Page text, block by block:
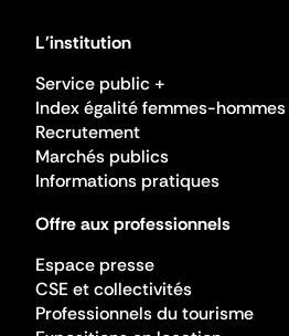
L'institution
Service public +
Index égalité femmes-hommes
Recrutement
Marchés publics
Informations pratiques
Offre aux professionnels
Espace presse
CSE et collectivités
Professionnels du tourisme